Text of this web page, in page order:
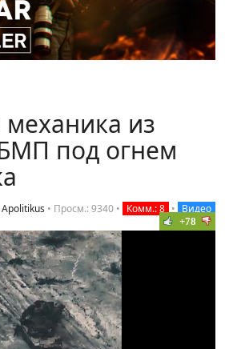
из
под огнем
Apolitikus • Просм.: 9340 • Комм.: 8 • Видео
+78